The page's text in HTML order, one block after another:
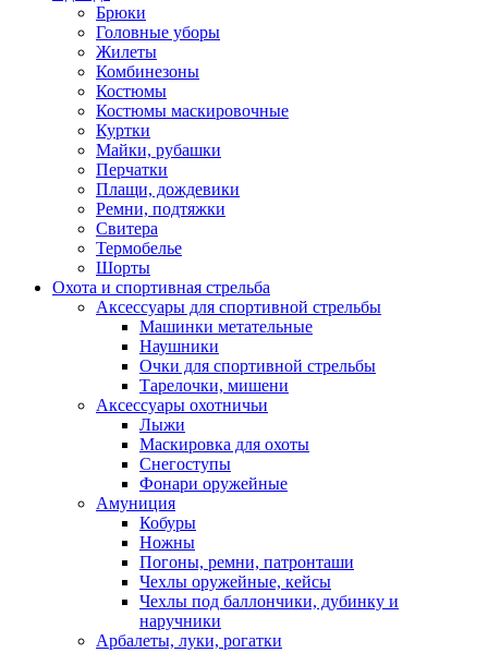
Брюки
Головные уборы
Жилеты
Комбинезоны
Костюмы
Костюмы маскировочные
Куртки
Майки, рубашки
Перчатки
Плащи, дождевики
Ремни, подтяжки
Свитера
Термобелье
Шорты
Охота и спортивная стрельба
Аксессуары для спортивной стрельбы
Машинки метательные
Наушники
Очки для спортивной стрельбы
Тарелочки, мишени
Аксессуары охотничьи
Лыжи
Маскировка для охоты
Снегоступы
Фонари оружейные
Амуниция
Кобуры
Ножны
Погоны, ремни, патронташи
Чехлы оружейные, кейсы
Чехлы под баллончики, дубинку и
наручники
Арбалеты, луки, рогатки